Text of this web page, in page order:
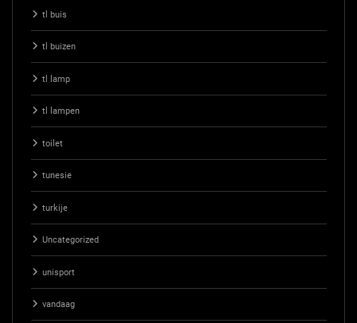
tl buis
tl buizen
tl lamp
tl lampen
toilet
tunesie
turkije
Uncategorized
unisport
vandaag